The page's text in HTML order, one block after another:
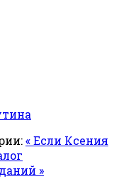
« Если Ксения
»